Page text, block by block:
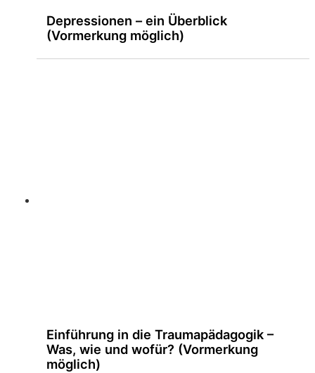
Depressionen – ein Überblick
(Vormerkung möglich)
Einführung in die Traumapädagogik –
Was, wie und wofür? (Vormerkung
möglich)